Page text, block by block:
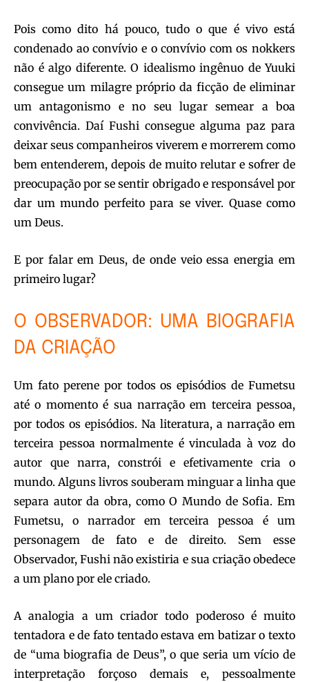
Pois como dito há pouco, tudo o que é vivo está
condenado ao convívio e o convívio com os nokkers
não é algo diferente. O idealismo ingênuo de Yuuki
consegue um milagre próprio da ficção de eliminar
um antagonismo e no seu lugar semear a boa
convivência. Daí Fushi consegue alguma paz para
deixar seus companheiros viverem e morrerem como
bem entenderem, depois de muito relutar e sofrer de
preocupação por se sentir obrigado e responsável por
dar um mundo perfeito para se viver. Quase como
um Deus.
E por falar em Deus, de onde veio essa energia em
primeiro lugar?
O OBSERVADOR: UMA BIOGRAFIA
DA CRIAÇÃO
Um fato perene por todos os episódios de Fumetsu
até o momento é sua narração em terceira pessoa,
por todos os episódios. Na literatura, a narração em
terceira pessoa normalmente é vinculada à voz do
autor que narra, constrói e efetivamente cria o
mundo. Alguns livros souberam minguar a linha que
separa autor da obra, como O Mundo de Sofia. Em
Fumetsu, o narrador em terceira pessoa é um
personagem de fato e de direito. Sem esse
Observador, Fushi não existiria e sua criação obedece
a um plano por ele criado.
A analogia a um criador todo poderoso é muito
tentadora e de fato tentado estava em batizar o texto
de “uma biografia de Deus”, o que seria um vício de
interpretação forçoso demais e, pessoalmente